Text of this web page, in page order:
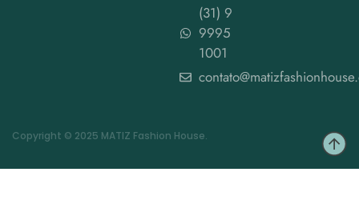
(31) 9
9995
1001
Copyright © 2025 MATIZ Fashion House.